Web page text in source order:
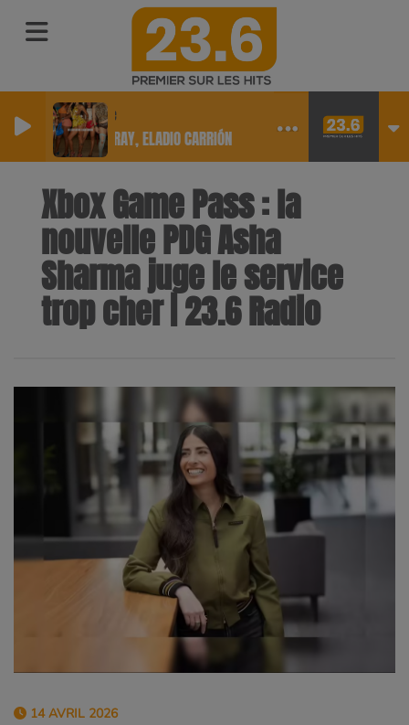
Outside
COI LERAY, ELADIO CARRIÓN
Xbox Game Pass : la
nouvelle PDG Asha
Sharma juge le service
trop cher | 23.6 Radio
14 AVRIL 2026